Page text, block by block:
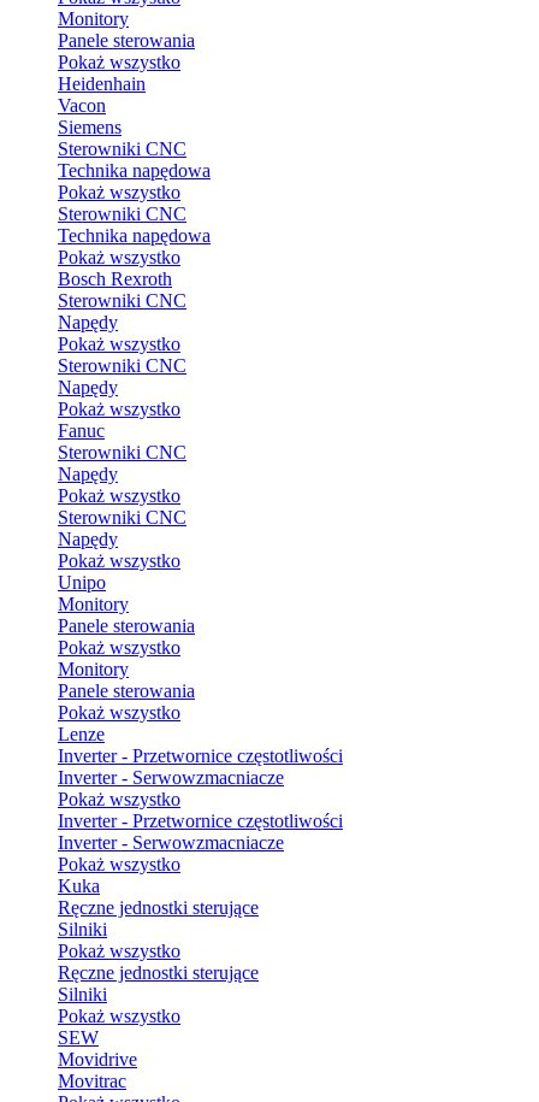
Monitory
Panele sterowania
Pokaż wszystko
Heidenhain
Vacon
Siemens
Sterowniki CNC
Technika napędowa
Pokaż wszystko
Sterowniki CNC
Technika napędowa
Pokaż wszystko
Bosch Rexroth
Sterowniki CNC
Napędy
Pokaż wszystko
Sterowniki CNC
Napędy
Pokaż wszystko
Fanuc
Sterowniki CNC
Napędy
Pokaż wszystko
Sterowniki CNC
Napędy
Pokaż wszystko
Unipo
Monitory
Panele sterowania
Pokaż wszystko
Monitory
Panele sterowania
Pokaż wszystko
Lenze
Inverter - Przetwornice częstotliwości
Inverter - Serwowzmacniacze
Pokaż wszystko
Inverter - Przetwornice częstotliwości
Inverter - Serwowzmacniacze
Pokaż wszystko
Kuka
Ręczne jednostki sterujące
Silniki
Pokaż wszystko
Ręczne jednostki sterujące
Silniki
Pokaż wszystko
SEW
Movidrive
Movitrac